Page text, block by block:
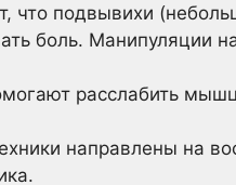
что подвывихи
боль. Манипуляции
расслабить
направлены на